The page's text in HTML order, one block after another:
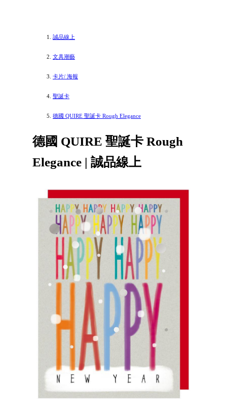
誠品線上
文具潮藝
卡片/ 海報
聖誕卡
德國 QUIRE 聖誕卡 Rough Elegance
德國 QUIRE 聖誕卡 Rough
Elegance | 誠品線上